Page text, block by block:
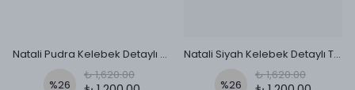
Natali Pudra Kelebek Detaylı Terlik
%26
₺ 1,620.00
Natali Siyah Kelebek Detaylı Terlik
%26
₺ 1,620.00